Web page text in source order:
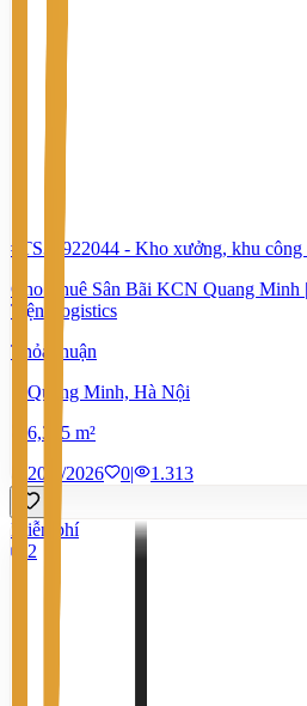
#TS39922044 - Kho xưởng, khu công
Cho Thuê Sân Bãi KCN Quang Minh
Tiện Logistics
Thỏa thuận
Quang Minh, Hà Nội
6,365 m²
20/7/2026
0| 1.313
Miễn phí
2